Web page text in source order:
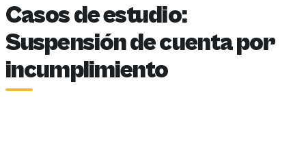
Casos de estudio:
Suspensión de cuenta por
incumplimiento